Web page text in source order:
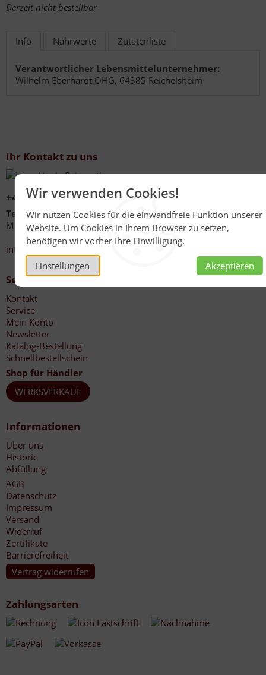
Wir verwenden Cookies!
Wir nutzen Cookies für die einwandfreie Funktion unserer
Website. Um Cookies in Ihrem Browser zu setzen,
benötigen wir vorher Ihre Einwilligung.
Einstellungen Akzeptieren
Derzeit nicht bestellbar
Info Nährwerte Zutatenliste
Verantwortlicher Lebensmittelunternehmer:
Wilhelm Eberhardt OHG, 64385 Reichelsheim
Ihr Kontakt zu uns
+49 (0)6267 1021
Telefonzeiten
Mo - Fr 08:00 - 12:00 Uhr
13:30 - 17:00 Uhr
info@honig-reinmuth.de
Service
Kontakt
Service
Mein Konto
Newsletter
Katalog-Bestellung
Schnellbestellschein
Shop für Händler
WERKSVERKAUF
Informationen
Über uns
Historie
Abfüllung
AGB
Datenschutz
Impressum
Versand
Widerruf
Zertifikate
Barrierefreiheit
Vertrag widerrufen
Zahlungsarten